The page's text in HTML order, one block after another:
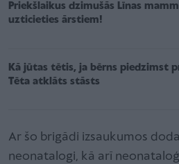
Priekšlaikus dzimušās Līnas
uzticieties ārstiem!
Kā jūtas tētis, ja bērns piedzimst
Tēta atklāts stāsts
Ar šo brigādi izsaukumos
neonatalogi, kā arī